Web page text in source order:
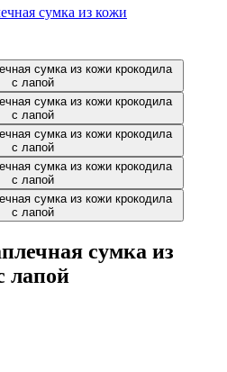
сумка из
лапой